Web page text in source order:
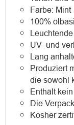
Farbe: Mint
100%
UV- und
Lang
Produziert
die sowohl
Enthält kein
Die
Kosher